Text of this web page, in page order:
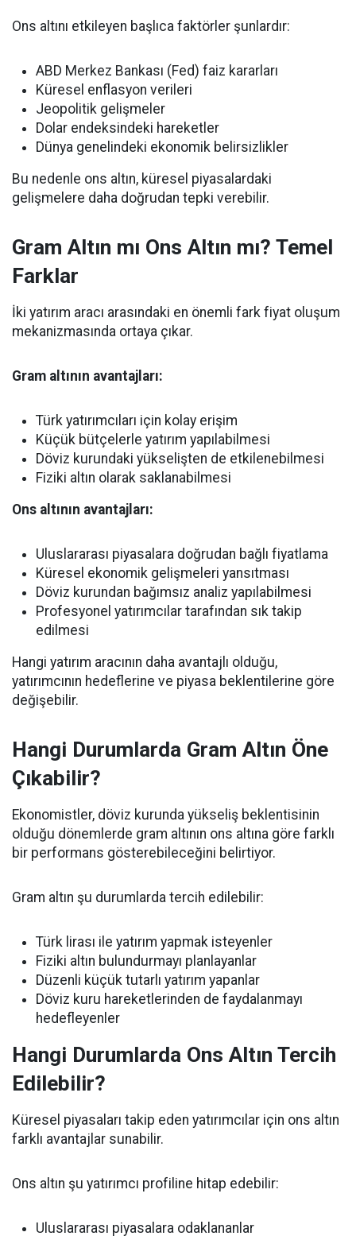
Ons altını etkileyen başlıca faktörler şunlardır:
ABD Merkez Bankası (Fed) faiz kararları
Küresel enflasyon verileri
Jeopolitik gelişmeler
Dolar endeksindeki hareketler
Dünya genelindeki ekonomik belirsizlikler
Bu nedenle ons altın, küresel piyasalardaki
gelişmelere daha doğrudan tepki verebilir.
Gram Altın mı Ons Altın mı? Temel
Farklar
İki yatırım aracı arasındaki en önemli fark fiyat oluşum
mekanizmasında ortaya çıkar.
Gram altının avantajları:
Türk yatırımcıları için kolay erişim
Küçük bütçelerle yatırım yapılabilmesi
Döviz kurundaki yükselişten de etkilenebilmesi
Fiziki altın olarak saklanabilmesi
Ons altının avantajları:
Uluslararası piyasalara doğrudan bağlı fiyatlama
Küresel ekonomik gelişmeleri yansıtması
Döviz kurundan bağımsız analiz yapılabilmesi
Profesyonel yatırımcılar tarafından sık takip
edilmesi
Hangi yatırım aracının daha avantajlı olduğu,
yatırımcının hedeflerine ve piyasa beklentilerine göre
değişebilir.
Hangi Durumlarda Gram Altın Öne
Çıkabilir?
Ekonomistler, döviz kurunda yükseliş beklentisinin
olduğu dönemlerde gram altının ons altına göre farklı
bir performans gösterebileceğini belirtiyor.
Gram altın şu durumlarda tercih edilebilir:
Türk lirası ile yatırım yapmak isteyenler
Fiziki altın bulundurmayı planlayanlar
Düzenli küçük tutarlı yatırım yapanlar
Döviz kuru hareketlerinden de faydalanmayı
hedefleyenler
Hangi Durumlarda Ons Altın Tercih
Edilebilir?
Küresel piyasaları takip eden yatırımcılar için ons altın
farklı avantajlar sunabilir.
Ons altın şu yatırımcı profiline hitap edebilir:
Uluslararası piyasalara odaklananlar